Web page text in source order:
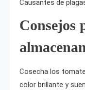
Causantes de
Consejos
Cosecha los
color brillante y